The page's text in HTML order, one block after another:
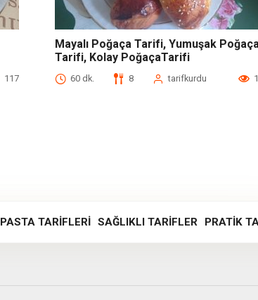
117
Mayalı Poğaça Tarifi, Yumuşak Poğaça
Tarifi, Kolay PoğaçaTarifi
60 dk. 8 tarifkurdu
PASTA TARIFLERI SAĞLIKLI TARIFLER PRATIK